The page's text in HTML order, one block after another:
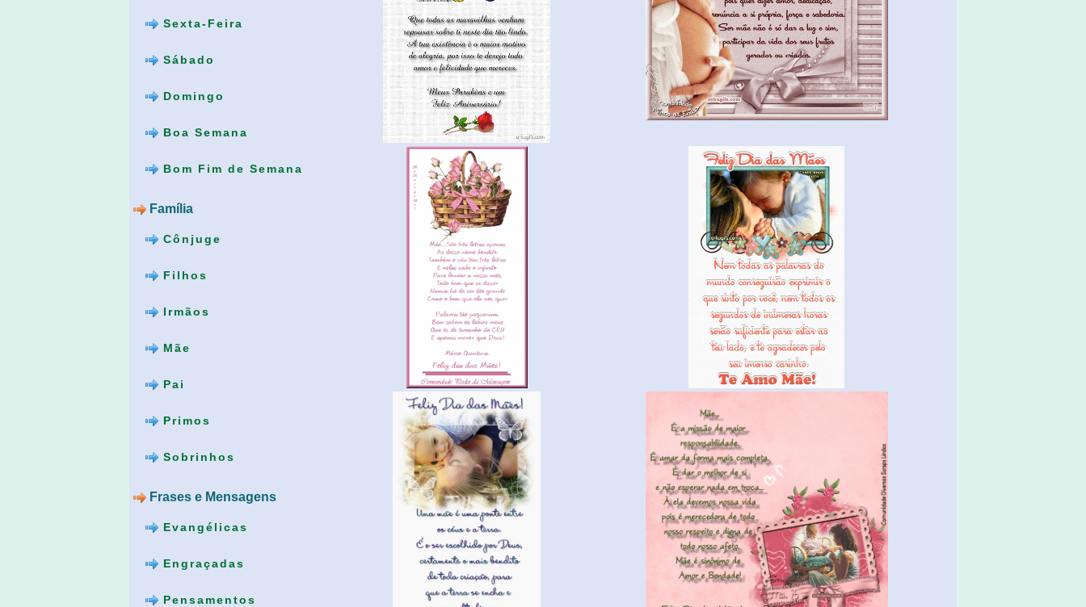
Sexta-Feira
Sábado
Domingo
Boa Semana
Bom Fim de Semana
Família
Cônjuge
Filhos
Irmãos
Mãe
Pai
Primos
Sobrinhos
Frases e Mensagens
Evangélicas
Engraçadas
Pensamentos